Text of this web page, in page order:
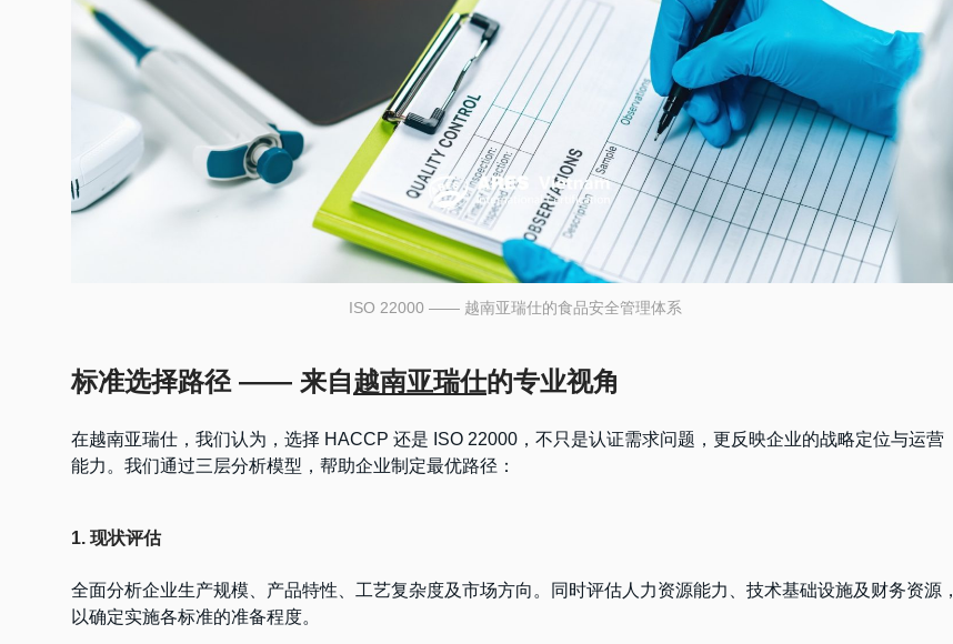
ISO 22000 —— 越南亚瑞仕的食品安全管理体系
标准选择路径 —— 来自越南亚瑞仕的专业视角
在越南亚瑞仕，我们认为，选择 HACCP 还是 ISO 22000，不只是认证需求问题，更反映企业的战略定位与运营
能力。我们通过三层分析模型，帮助企业制定最优路径：
1. 现状评估
全面分析企业生产规模、产品特性、工艺复杂度及市场方向。同时评估人力资源能力、技术基础设施及财务资源，
以确定实施各标准的准备程度。